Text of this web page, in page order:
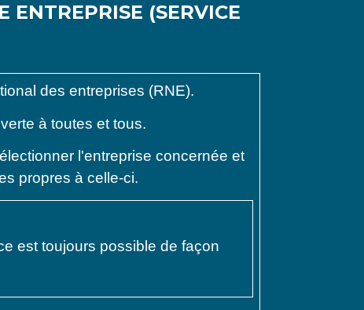
ENTREPRISE (SERVICE
des entreprises (RNE).
à toutes et tous.
l'entreprise concernée et
propres à celle-ci.
est toujours possible de façon